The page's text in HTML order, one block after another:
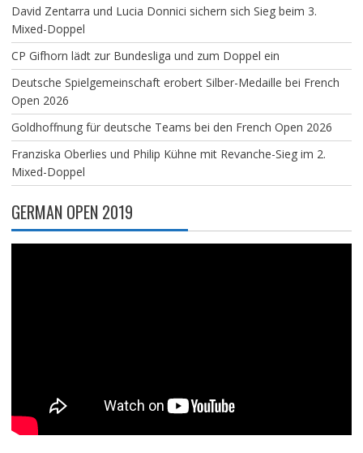
David Zentarra und Lucia Donnici sichern sich Sieg beim 3.
Mixed-Doppel
CP Gifhorn lädt zur Bundesliga und zum Doppel ein
Deutsche Spielgemeinschaft erobert Silber-Medaille bei French
Open 2026
Goldhoffnung für deutsche Teams bei den French Open 2026
Franziska Oberlies und Philip Kühne mit Revanche-Sieg im 2.
Mixed-Doppel
GERMAN OPEN 2019